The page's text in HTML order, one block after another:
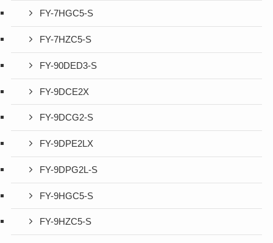
FY-7HGC5-S
FY-7HZC5-S
FY-90DED3-S
FY-9DCE2X
FY-9DCG2-S
FY-9DPE2LX
FY-9DPG2L-S
FY-9HGC5-S
FY-9HZC5-S